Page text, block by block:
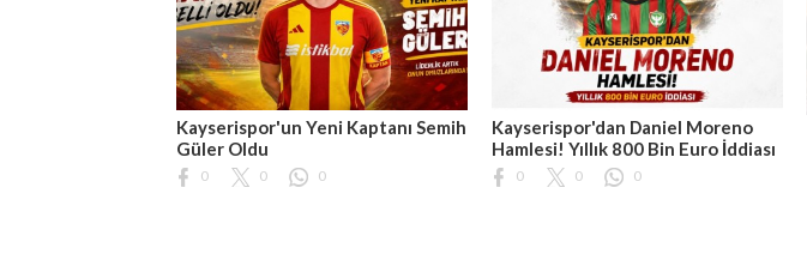
Kayserispor'un Yeni Kaptanı Semih
Güler Oldu
0 0 0
Kayserispor'dan Daniel Moreno
Hamlesi! Yıllık 800 Bin Euro İddiası
0 0 0